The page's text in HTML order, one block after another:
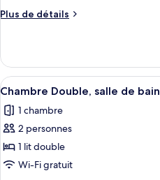
chambre :
salle
de
bains
privée
Plus de détails
Plus
le
type
de
Chambre
Luxe,
de
bains
Afficher
toutes
les
photos
pour
ce
9
Chambre Double, salle de
1 chambre
2 personnes
1 lit double
Wi-Fi gratuit